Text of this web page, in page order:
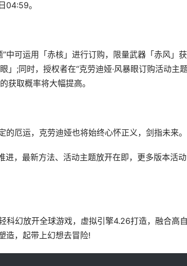
04:59。
可运用「赤核」进行订购，限量武器「赤风」
」;同时，授权者在“克劳迪娅·风暴眼订购活动主
获取概率将大幅提高。
厄运，克劳迪娅也将始终心怀正义，剑指未来。
，最新方法、活动主题放开在即，更多版本活
幻放开全球游戏，虚拟引擎4.26打造，融合高
造，起带上幻想去冒险!